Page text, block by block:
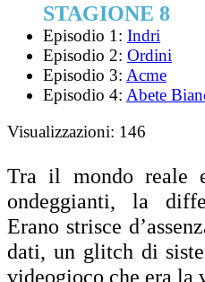
STAGIONE 8
Episodio 1: Indri
Episodio 2: Ordini
Episodio 3: Acme
Episodio 4: Abete
Visualizzazioni: 146
Tra il mondo reale
ondeggianti, la
Erano strisce
dati, un glitch di
videogioco che era la